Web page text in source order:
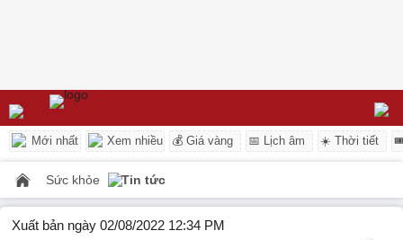
Mới nhất Xem nhiều 💰 Giá vàng 📅 Lịch âm ☀️ Thời tiết
Sức khỏe Tin tức
Xuất bản ngày 02/08/2022 12:34 PM